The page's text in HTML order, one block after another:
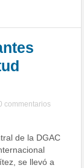
commentarios
de la DGAC
se llevó a